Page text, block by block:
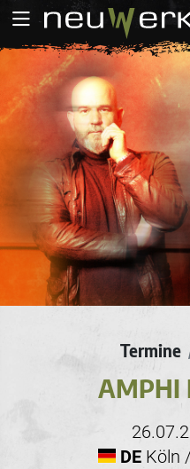
Termine
AMPHI
DEKöln